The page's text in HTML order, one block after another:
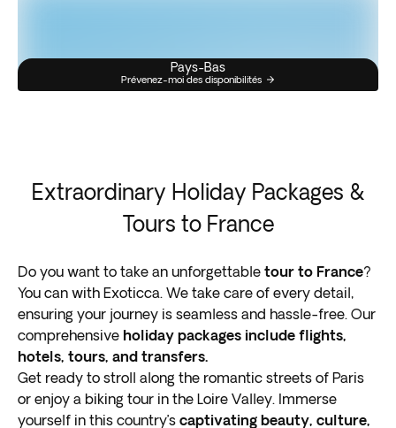
Pays-Bas
Prévenez-moi des disponibilités
Extraordinary Holiday Packages &
Tours to France
Do you want to take an unforgettable tour to France?
You can with Exoticca. We take care of every detail,
ensuring your journey is seamless and hassle-free. Our
comprehensive holiday packages include flights,
hotels, tours, and transfers.
Get ready to stroll along the romantic streets of Paris
or enjoy a biking tour in the Loire Valley. Immerse
yourself in this country’s captivating beauty, culture,